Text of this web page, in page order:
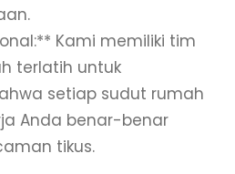
Kami memiliki tim
terlatih untuk
setiap sudut rumah
Anda benar-benar
tikus.